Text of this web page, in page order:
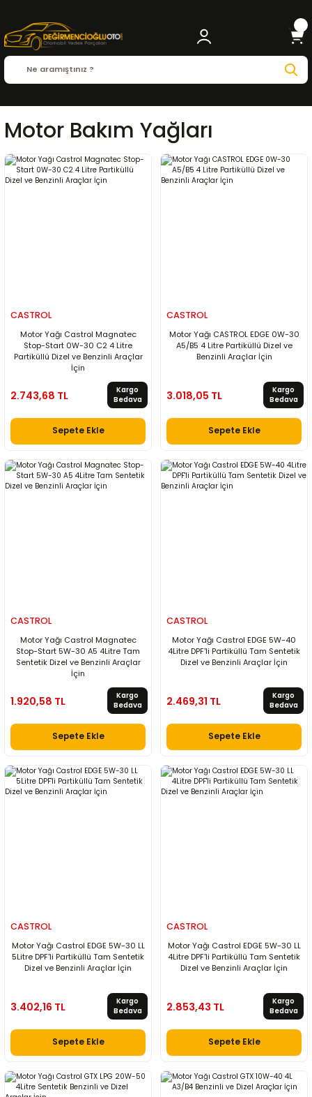
Motor Bakım Yağları
CASTROL
Motor Yağı Castrol Magnatec
Stop-Start 0W-30 C2 4 Litre
Partiküllü Dizel ve Benzinli Araçlar
İçin
2.743,68 TL
Kargo
Bedava
Sepete Ekle
CASTROL
Motor Yağı CASTROL EDGE 0W-30
A5/B5 4 Litre Partiküllü Dizel ve
Benzinli Araçlar İçin
3.018,05 TL
Kargo
Bedava
Sepete Ekle
CASTROL
Motor Yağı Castrol Magnatec
Stop-Start 5W-30 A5 4Litre Tam
Sentetik Dizel ve Benzinli Araçlar
İçin
1.920,58 TL
Kargo
Bedava
Sepete Ekle
CASTROL
Motor Yağı Castrol EDGE 5W-40
4Litre DPF'li Partiküllü Tam Sentetik
Dizel ve Benzinli Araçlar İçin
2.469,31 TL
Kargo
Bedava
Sepete Ekle
CASTROL
Motor Yağı Castrol EDGE 5W-30 LL
5Litre DPF'li Partiküllü Tam Sentetik
Dizel ve Benzinli Araçlar İçin
3.402,16 TL
Kargo
Bedava
Sepete Ekle
CASTROL
Motor Yağı Castrol EDGE 5W-30 LL
4Litre DPF'li Partiküllü Tam Sentetik
Dizel ve Benzinli Araçlar İçin
2.853,43 TL
Kargo
Bedava
Sepete Ekle